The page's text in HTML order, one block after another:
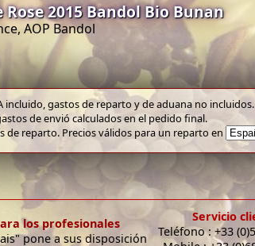
2015 Bandol Bio Bunan
AOP Bandol
incluido, gastos de reparto y de aduana no incluidos.
de envió calculados en el pedido final.
de reparto. Precios válidos para un reparto en
los profesionales
pone a sus disposición
Servicio
Teléfono : +33